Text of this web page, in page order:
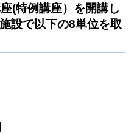
(特例講座）を開講し
設で以下の8単位を取